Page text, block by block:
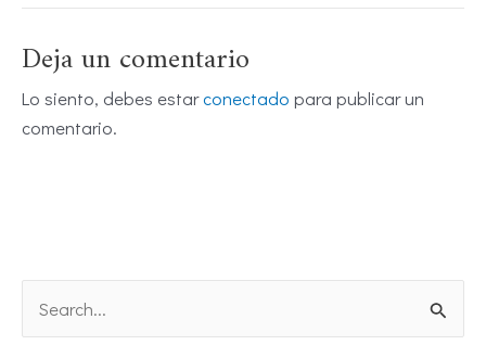
Deja un comentario
Lo siento, debes estarconectado para publicar un
comentario.